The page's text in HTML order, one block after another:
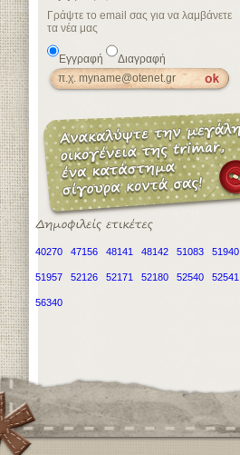
Γράψτε το email σας για να λαμβάνετε
τα νέα μας
Εγγραφή Διαγραφή
40270 47156 48141 48142 51083 51940
51957 52126 52171 52180 52540 52541
56340